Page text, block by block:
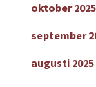
oktober 2025
september
augusti 2025